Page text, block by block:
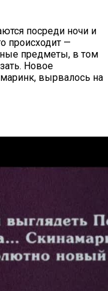
посреди ночи и
происходит —
предметы, в том
Новое
вырвалось на